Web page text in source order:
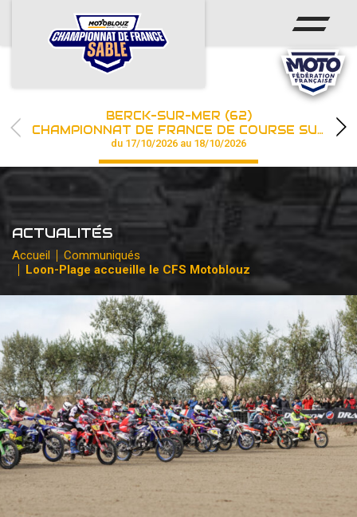
ACCUEIL
ACTUS
CHAMPIONNAT
RÉSULTATS
PHOTOS / WEB TV
PARTENAIRES
les engagements
BERCK-SUR-MER (62)
CHAMPIONNAT DE FRANCE DE COURSE SUR SABLE
du 17/10/2026 au 18/10/2026
ACTUALITÉS
Accueil
Communiqués
Loon-Plage accueille le CFS Motoblouz